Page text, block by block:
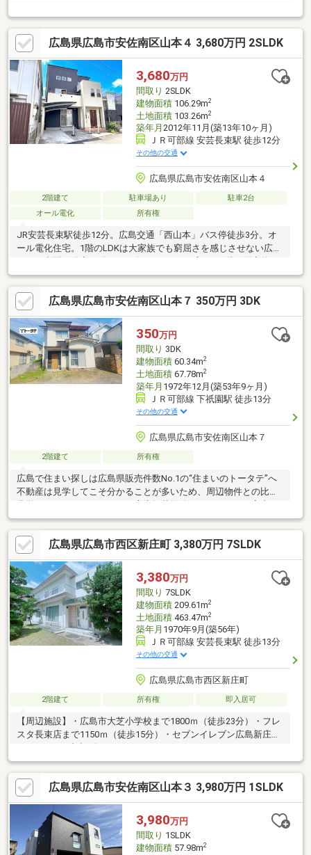
広島県広島市安佐南区山本４ 3,680万円 2SLDK
3,680万円
間取り 2SLDK
建物面積106.29m2
土地面積103.26m2
築年月 2012年11月(築13年10ヶ月)
ＪＲ可部線 安芸長束駅 徒歩12分
その他の交通
広島県広島市安佐南区山本４
2階建て 駐車場あり
駐車2台
オール電化
所有権
JR安芸長束駅徒歩12分。広島交通「西山本」バス停徒歩3分。オ
ール電化住宅。1階のLDKは大家族でも窮屈さを感じさせない広々
帖・約4.5帖の2居室に加え、収納はもちろん子供部屋や寝室とし
ても活用可能なサービスルーム2室を確保。さらにロフトを設けて
おり、シーズンオフの家電や備蓄品の保管庫など自由に活用でき
る収納・居室・開放感を兼ね備えた一邸です。並列駐車2台分のス
ペース付（車種による）。徒歩圏内には利便性良好な施設が豊富
で、お車がなくても困らない好立地です。※引渡しは2027年3月上
旬以降です。
広島県広島市安佐南区山本７ 350万円 3DK
350万円
間取り 3DK
建物面積60.34m2
土地面積67.78m2
築年月 1972年12月(築53年9ヶ月)
ＪＲ可部線 下祇園駅 徒歩13分
その他の交通
広島県広島市安佐南区山本７
2階建て 所有権
広島で住まい探しは広島県販売件数No.1の“住まいのトータテ”へ
不動産は見学してこそ分かることが多いため、周辺物件との比較
見学もおすすめしています。広告掲載物件のほとんどがご案内可
能ですので、他物件とあわせてぜひご見学ください！※3ＤＫ
広島県広島市西区新庄町 3,380万円 7SLDK
3,380万円
間取り 7SLDK
建物面積209.61m2
土地面積463.47m2
築年月 1970年9月(築56年)
ＪＲ可部線 安芸長束駅 徒歩13分
その他の交通
広島県広島市西区新庄町
2階建て 所有権 即入居可
【周辺施設】・広島市大芝小学校まで1800ｍ（徒歩23分）・フレ
スタ長束店まで1150ｍ（徒歩15分）・セブンイレブン広島新庄店
広島県広島市安佐南区山本３ 3,980万円 1SLDK
3,980万円
間取り 1SLDK
建物面積57.98m2